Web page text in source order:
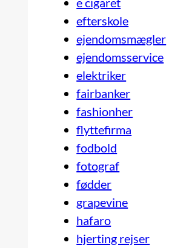
efterskole
ejendomsmægler
ejendomsservice
elektriker
fairbanker
fashionher
flyttefirma
fodbold
fotograf
fødder
grapevine
hafaro
hjerting rejser